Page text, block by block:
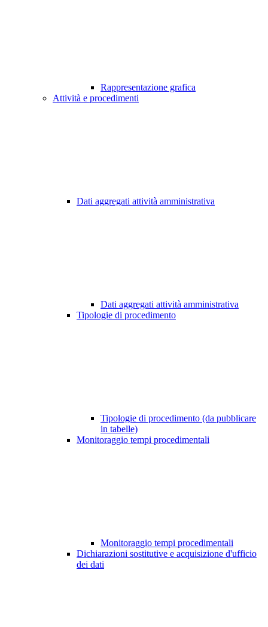
Rappresentazione grafica
Attività e procedimenti
Dati aggregati attività amministrativa
Dati aggregati attività amministrativa
Tipologie di procedimento
Tipologie di procedimento (da pubblicare
in tabelle)
Monitoraggio tempi procedimentali
Monitoraggio tempi procedimentali
Dichiarazioni sostitutive e acquisizione d'ufficio
dei dati